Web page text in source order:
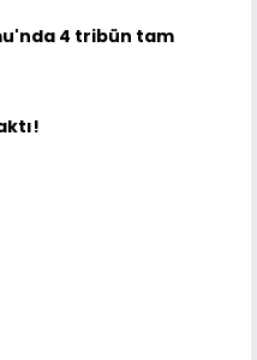
4 tribün tam